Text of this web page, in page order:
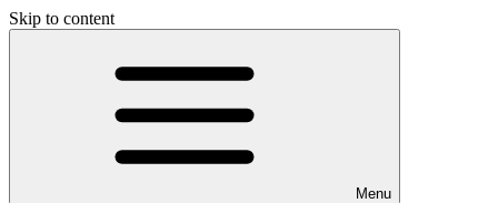
Skip to content
Menu